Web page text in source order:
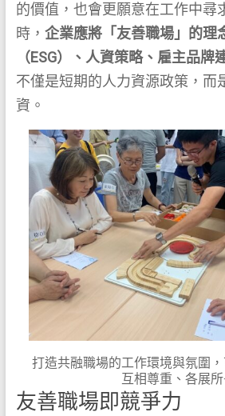
的價值，也會更願意在工作中尋
時， 企業應將「友善職場」的理
（ESG）、人資策略、雇主品牌
不僅是短期的人力資源政策，而
資。
打造共融職場的工作環境與氛圍
互相尊重、各展所
友善職場即競爭力